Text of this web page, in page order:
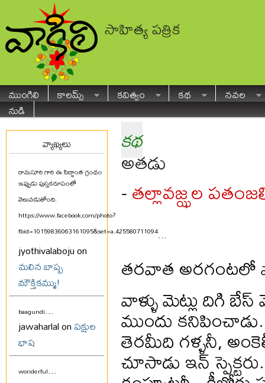
సాహిత్య పత్రిక
ముంగిలి కాలమ్స్ కవిత్వం కథ
నవల
నుడి
వ్యాఖ్యలు
రామసూరి గారి ఈ సిద్ధాంత గ్రంథం
ఇప్పుడు పుస్తకరూపంలో
వెలువడుతోంది.
https://www.facebook.com/photo?
fbid=10159836063161095&set=a.425580711094...
jyothivalaboju on
మలిన బాష్ప
మౌక్తికమ్ము!
baagundi...
jawaharlal onపక్షుల
భాష
wonderful...
కథ
అతడు
-తల్లావజ్ఝల
తరవాత అరగంటలో
వాళ్ళు మెట్లు దిగి
ముందు
తెరమీది గళ్ళనీ,
చూసాడు ఇన్